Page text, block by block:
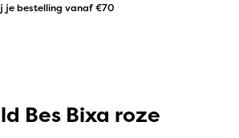
je bestelling vanaf €70
Bes Bixa roze